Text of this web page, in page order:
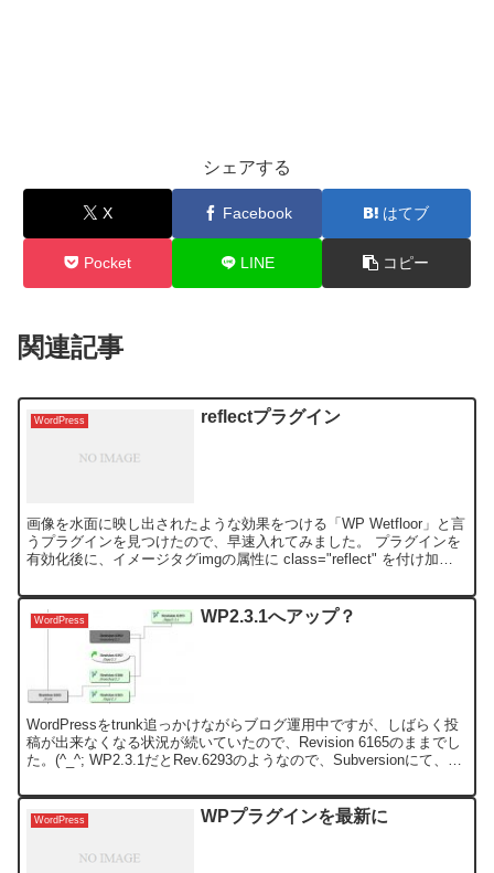
シェアする
X Facebook はてブ
Pocket LINE コピー
関連記事
WordPress reflectプラグイン
画像を水面に映し出されたような効果をつける「WP Wetfloor」と言
うプラグインを見つけたので、早速入れてみました。 プラグインを
有効化後に、イメージタグimgの属性に class="reflect" を付け加え
WordPress WP2.3.1へアップ？
WordPressをtrunk追っかけながらブログ運用中ですが、しばらく投
稿が出来なくなる状況が続いていたので、Revision 6165のままでし
た。(^_^; WP2.3.1だとRev.6293のようなので、Subversionにて、
WordPress WPプラグインを最新に